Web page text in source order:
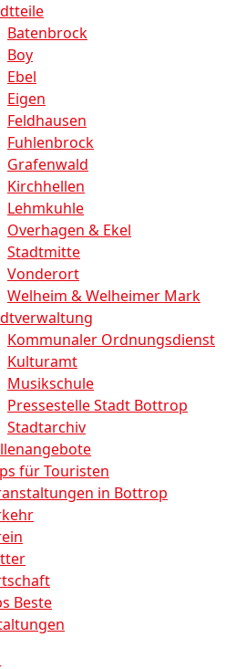
Batenbrock
Boy
Ebel
Eigen
Feldhausen
Fuhlenbrock
Grafenwald
Kirchhellen
Lehmkuhle
Overhagen & Ekel
Stadtmitte
Vonderort
Welheim & Welheimer Mark
Kommunaler Ordnungsdienst
Kulturamt
Musikschule
Pressestelle Stadt Bottrop
Stadtarchiv
für Touristen
in Bottrop
Beste